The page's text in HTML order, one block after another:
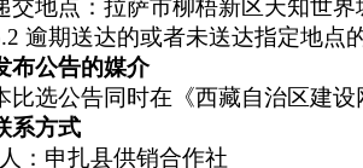
交地点：拉萨市柳梧新区天知世
逾期送达的或者未送达指定地点
布公告的媒介
比选公告同时在《西藏自治区建
系方式
人：申扎县供销合作社